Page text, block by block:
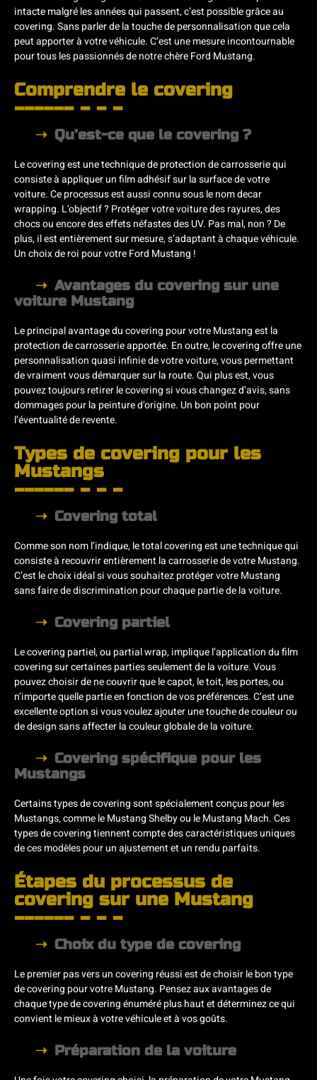
intacte malgré les années qui passent, c’est possible grâce au
covering. Sans parler de la touche de personnalisation que cela
peut apporter à votre véhicule. C’est une mesure incontournable
pour tous les passionnés de notre chère Ford Mustang.
Comprendre le covering
Qu’est-ce que le covering ?
Le covering est une technique de protection de carrosserie qui
consiste à appliquer un film adhésif sur la surface de votre
voiture. Ce processus est aussi connu sous le nom decar
wrapping. L’objectif ? Protéger votre voiture des rayures, des
chocs ou encore des effets néfastes des UV. Pas mal, non ? De
plus, il est entièrement sur mesure, s’adaptant à chaque véhicule.
Un choix de roi pour votre Ford Mustang !
Avantages du covering sur une
voiture Mustang
Le principal avantage du covering pour votre Mustang est la
protection de carrosserie apportée. En outre, le covering offre une
personnalisation quasi infinie de votre voiture, vous permettant
de vraiment vous démarquer sur la route. Qui plus est, vous
pouvez toujours retirer le covering si vous changez d’avis, sans
dommages pour la peinture d’origine. Un bon point pour
l’éventualité de revente.
Types de covering pour les
Mustangs
Covering total
Comme son nom l’indique, le total covering est une technique qui
consiste à recouvrir entièrement la carrosserie de votre Mustang.
C’est le choix idéal si vous souhaitez protéger votre Mustang
sans faire de discrimination pour chaque partie de la voiture.
Covering partiel
Le covering partiel, ou partial wrap, implique l’application du film
covering sur certaines parties seulement de la voiture. Vous
pouvez choisir de ne couvrir que le capot, le toit, les portes, ou
n’importe quelle partie en fonction de vos préférences. C’est une
excellente option si vous voulez ajouter une touche de couleur ou
de design sans affecter la couleur globale de la voiture.
Covering spécifique pour les
Mustangs
Certains types de covering sont spécialement conçus pour les
Mustangs, comme le Mustang Shelby ou le Mustang Mach. Ces
types de covering tiennent compte des caractéristiques uniques
de ces modèles pour un ajustement et un rendu parfaits.
Étapes du processus de
covering sur une Mustang
Choix du type de covering
Le premier pas vers un covering réussi est de choisir le bon type
de covering pour votre Mustang. Pensez aux avantages de
chaque type de covering énuméré plus haut et déterminez ce qui
convient le mieux à votre véhicule et à vos goûts.
Préparation de la voiture